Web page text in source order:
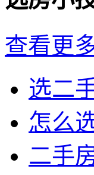
查看更
选二
怎么
二手